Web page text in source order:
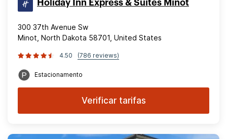
Holiday Inn Express & Suites Minot
300 37th Avenue Sw
Minot, North Dakota 58701, United States
4.50 (786 reviews)
Estacionamento
Verificar tarifas